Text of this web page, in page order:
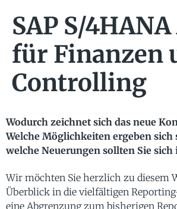
SAP S/
für Finanzen
Controlling
Wodurch zeichnet sich das neue
Welche Möglichkeiten ergeben
welche Neuerungen sollten Sie
Wir möchten Sie herzlich zu diesem
Überblick in die vielfältigen
eine Abgrenzung zum bisherigen